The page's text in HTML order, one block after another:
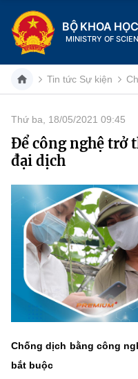
BỘ KHOA
MINISTRY OF
Danh mục
Trang chủ
Giới thiệu
Chức năng nhiệm vụ
Cơ cấu tổ chức
Lịch sử phát triển
Tin tức sự kiện
Khoa học và Công
Đổi mới sáng tạo
Bưu chính, Viễn thông
Dịch vụ công
Hệ thống văn bản
Văn bản chỉ đạo điều
MST IOFFICE
THỐNG KÊ
Tin tức Sự kiện
Thứ ba, 18/05/2021 09:45
Để công nghệ trở
đại dịch
Chống dịch bằng công
bắt buộc